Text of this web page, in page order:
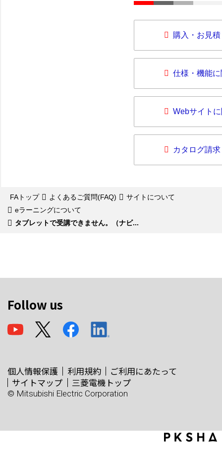
購入・お見
仕様・機能
Webサイト
カタログ請求
FAトップ よくあるご質問(FAQ)
サイトについて
eラーニングについて
タブレットで受講できません。（ナビ...
Follow us
個人情報保護 利用規約
ご利用にあたって
サイトマップ
三菱電機トップ
© Mitsubishi Electric Corporation